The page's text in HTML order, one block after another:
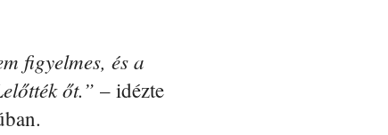
figyelmes, és a
őt.” – idézte